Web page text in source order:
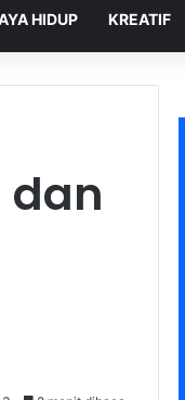
HIDUP KREATIF
dan